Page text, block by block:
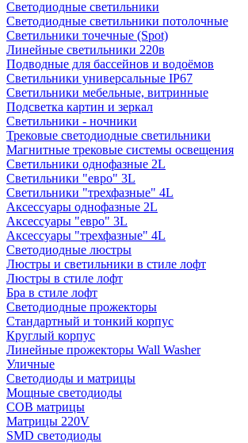
Светодиодные светильники
Светодиодные светильники потолочные
Светильники точечные (Spot)
Линейные светильники 220в
Подводные для бассейнов и водоёмов
Светильники универсальные IP67
Светильники мебельные, витринные
Подсветка картин и зеркал
Светильники - ночники
Трековые светодиодные светильники
Магнитные трековые системы освещения
Светильники однофазные 2L
Светильники "евро" 3L
Светильники "трехфазные" 4L
Аксессуары однофазные 2L
Аксессуары "евро" 3L
Аксессуары "трехфазные" 4L
Светодиодные люстры
Люстры и светильники в стиле лофт
Люстры в стиле лофт
Бра в стиле лофт
Светодиодные прожекторы
Стандартный и тонкий корпус
Круглый корпус
Линейные прожекторы Wall Washer
Уличные
Светодиоды и матрицы
Мощные светодиоды
COB матрицы
Матрицы 220V
SMD светодиоды